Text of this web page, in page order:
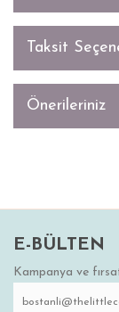
Taksit
Önerileriniz
E-BÜLTEN
Kampanya ve